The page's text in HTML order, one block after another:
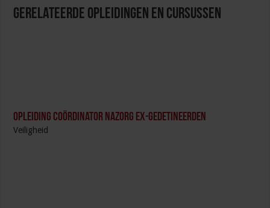
Gerelateerde Opleidingen en Cursussen
Opleiding Coördinator nazorg ex-gedetineerden
Veiligheid